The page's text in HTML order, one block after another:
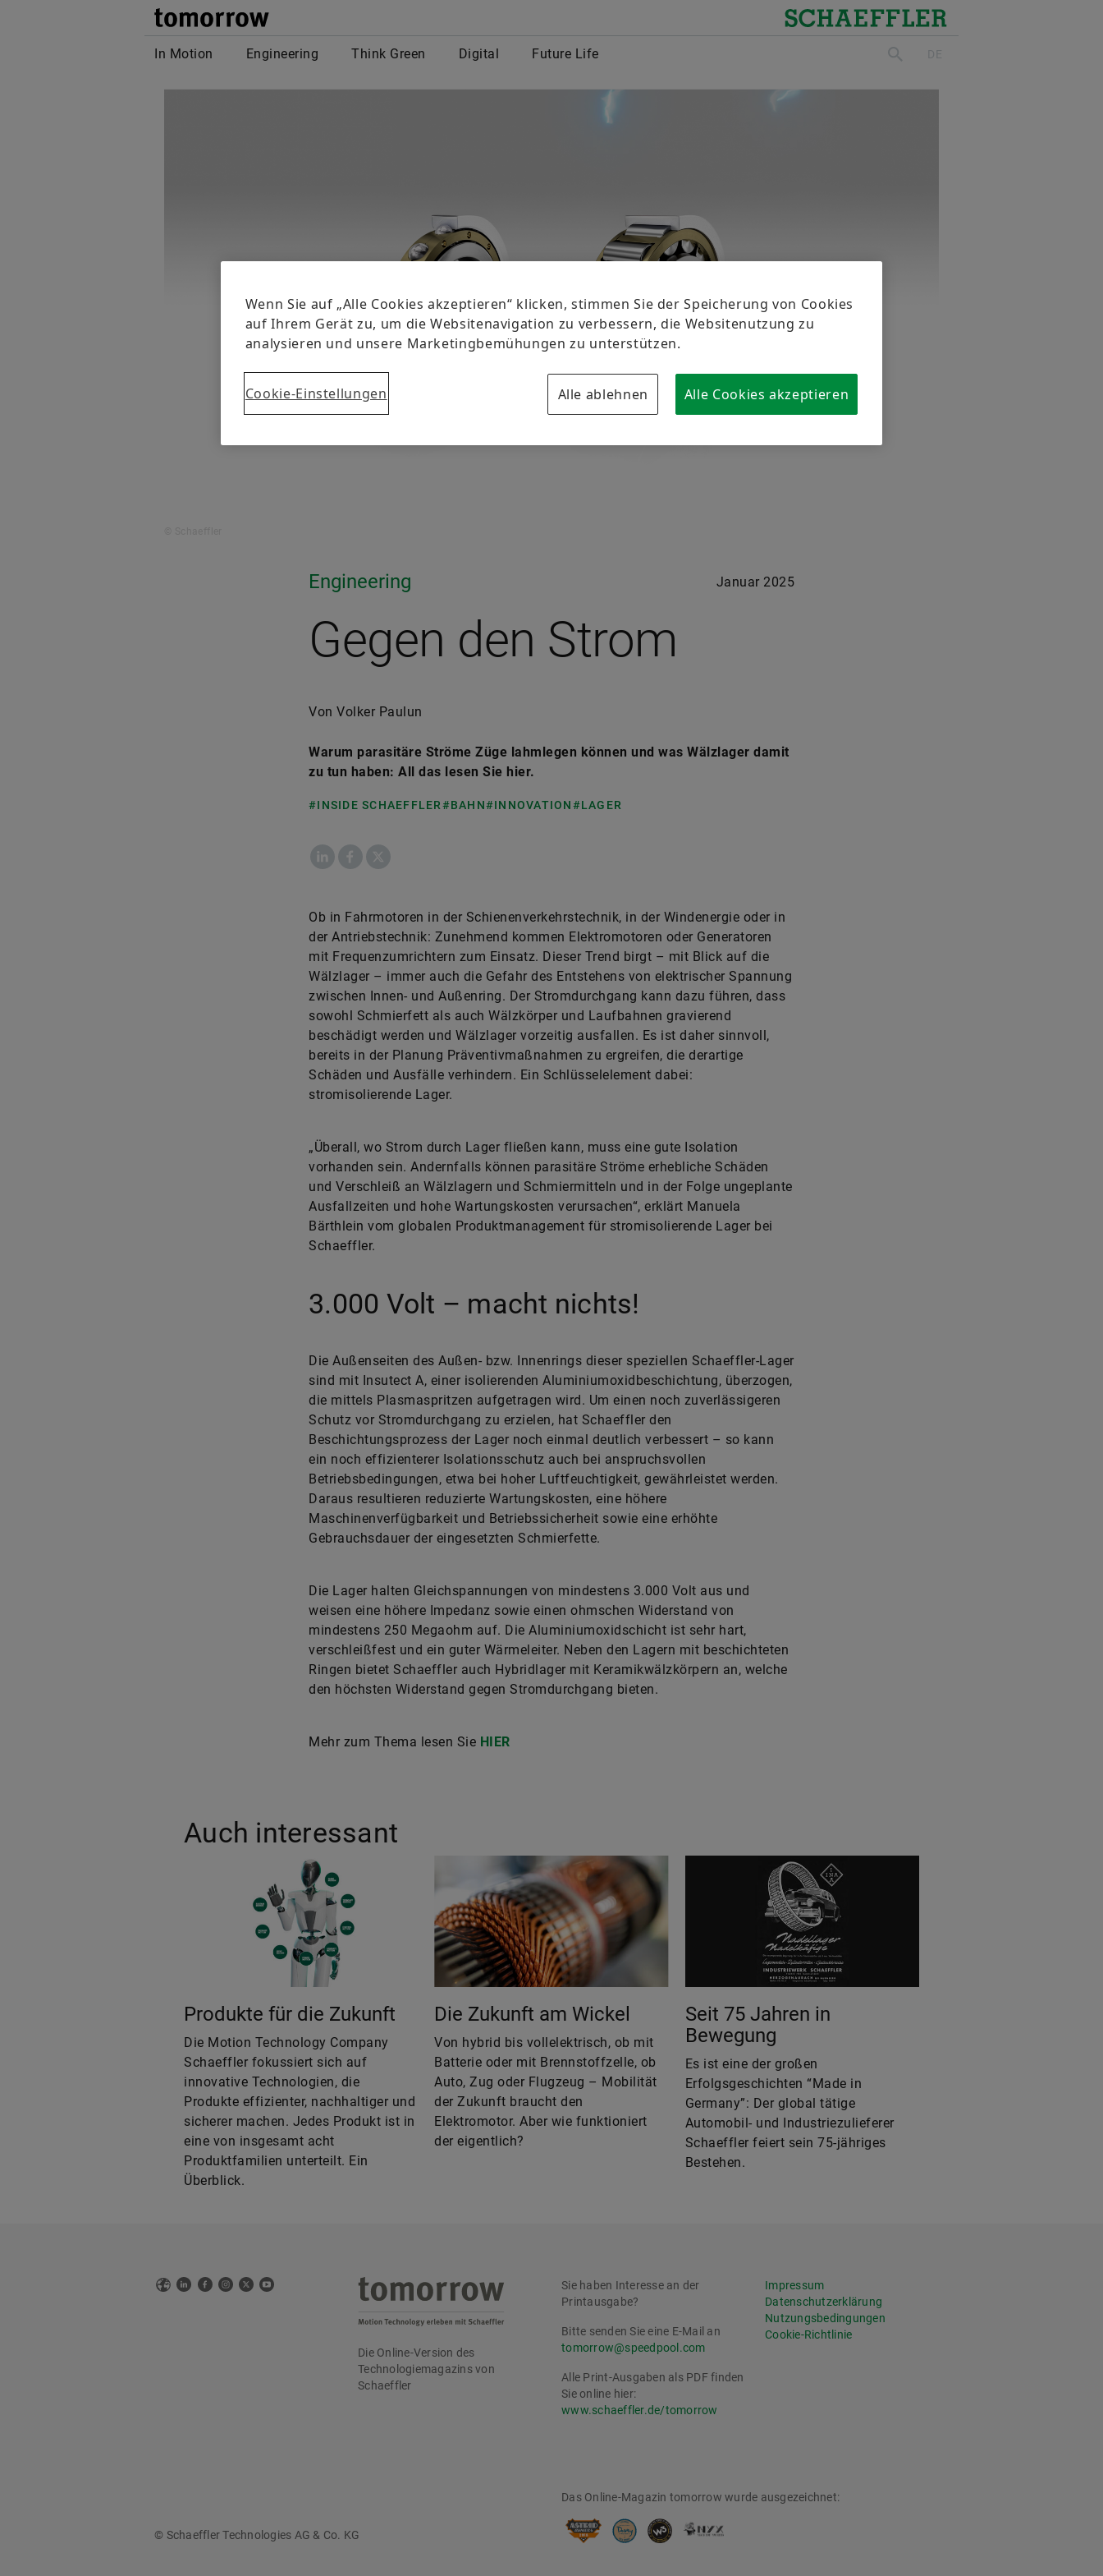
tomorrow Schaeffler
In Motion Engineering Think Green Digital Future Life suchenDE
Engineering Januar 2025
Gegen den Strom
Von Volker Paulun
Warum parasitäre Ströme Züge lahmlegen können und was Wälzlager damit
zu tun haben: All das lesen Sie hier.
#INSIDE SCHAEFFLER#BAHN#INNOVATION#LAGER
LinkedInFacebook
X
Ob in Fahrmotoren in der Schienenverkehrstechnik, in der Windenergie oder in
der Antriebstechnik: Zunehmend kommen Elektromotoren oder Generatoren
mit Frequenzumrichtern zum Einsatz. Dieser Trend birgt – mit Blick auf die
Wälzlager – immer auch die Gefahr des Entstehens von elektrischer Spannung
zwischen Innen- und Außenring. Der Stromdurchgang kann dazu führen, dass
sowohl Schmierfett als auch Wälzkörper und Laufbahnen gravierend
beschädigt werden und Wälzlager vorzeitig ausfallen. Es ist daher sinnvoll,
bereits in der Planung Präventivmaßnahmen zu ergreifen, die derartige
Schäden und Ausfälle verhindern. Ein Schlüsselelement dabei:
stromisolierende Lager.
„Überall, wo Strom durch Lager fließen kann, muss eine gute Isolation
vorhanden sein. Andernfalls können parasitäre Ströme erhebliche Schäden
und Verschleiß an Wälzlagern und Schmiermitteln und in der Folge ungeplante
Ausfallzeiten und hohe Wartungskosten verursachen“, erklärt Manuela
Bärthlein vom globalen Produktmanagement für stromisolierende Lager bei
Schaeffler.
3.000 Volt – macht nichts!
Die Außenseiten des Außen- bzw. Innenrings dieser speziellen Schaeffler-Lager
sind mit Insutect A, einer isolierenden Aluminiumoxidbeschichtung, überzogen,
die mittels Plasmaspritzen aufgetragen wird. Um einen noch zuverlässigeren
Schutz vor Stromdurchgang zu erzielen, hat Schaeffler den
Beschichtungsprozess der Lager noch einmal deutlich verbessert – so kann
ein noch effizienterer Isolationsschutz auch bei anspruchsvollen
Betriebsbedingungen, etwa bei hoher Luftfeuchtigkeit, gewährleistet werden.
Daraus resultieren reduzierte Wartungskosten, eine höhere
Maschinenverfügbarkeit und Betriebssicherheit sowie eine erhöhte
Gebrauchsdauer der eingesetzten Schmierfette.
Die Lager halten Gleichspannungen von mindestens 3.000 Volt aus und
weisen eine höhere Impedanz sowie einen ohmschen Widerstand von
mindestens 250 Megaohm auf. Die Aluminiumoxidschicht ist sehr hart,
verschleißfest und ein guter Wärmeleiter. Neben den Lagern mit beschichteten
Ringen bietet Schaeffler auch Hybridlager mit Keramikwälzkörpern an, welche
den höchsten Widerstand gegen Stromdurchgang bieten.
Mehr zum Thema lesen Sie HIER
Auch interessant
Produkte für die Zukunft
Die Motion Technology Company
Schaeffler fokussiert sich auf
innovative Technologien, die
Produkte effizienter, nachhaltiger und
sicherer machen. Jedes Produkt ist in
eine von insgesamt acht
Produktfamilien unterteilt. Ein
Überblick.
Die Zukunft am Wickel
Von hybrid bis vollelektrisch, ob mit
Batterie oder mit Brennstoffzelle, ob
Auto, Zug oder Flugzeug – Mobilität
der Zukunft braucht den
Elektromotor. Aber wie funktioniert
der eigentlich?
Seit 75 Jahren in
Bewegung
Es ist eine der großen
Erfolgsgeschichten “Made in
Germany”: Der global tätige
Automobil- und Industriezulieferer
Schaeffler feiert sein 75-jähriges
Bestehen.
WebLinkedInFacebook
Instagram
X YouTube
Die Online-Version des
Technologiemagazins von
Schaeffler
Sie haben Interesse an der
Printausgabe?
Bitte senden Sie eine E-Mail an
tomorrow@speedpool.com
Alle Print-Ausgaben als PDF finden
Sie online hier:
www.schaeffler.de/tomorrow
Impressum
Datenschutzerklärung
Nutzungsbedingungen
Cookie-Richtlinie
© Schaeffler Technologies AG & Co. KG
Das Online-Magazin tomorrow wurde ausgezeichnet:
Wenn Sie auf „Alle Cookies akzeptieren“ klicken, stimmen Sie der Speicherung von Cookies
auf Ihrem Gerät zu, um die Websitenavigation zu verbessern, die Websitenutzung zu
analysieren und unsere Marketingbemühungen zu unterstützen.
Cookie-Einstellungen Alle ablehnen Alle Cookies akzeptieren